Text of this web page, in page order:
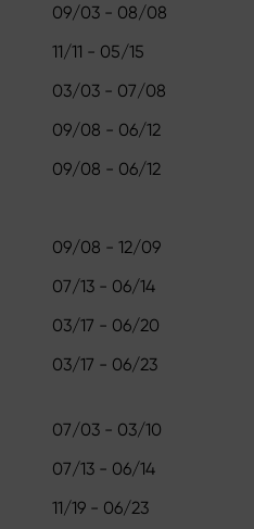
09/03 - 08/08
11/11 - 05/15
03/03 - 07/08
09/08 - 06/12
09/08 - 06/12
09/08 - 12/09
07/13 - 06/14
03/17 - 06/20
03/17 - 06/23
07/03 - 03/10
07/13 - 06/14
11/19 - 06/23